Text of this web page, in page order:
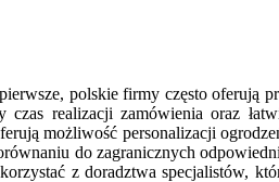
polskie firmy często oferują
realizacji zamówienia oraz
możliwość personalizacji
do zagranicznych
z doradztwa specjalistów,